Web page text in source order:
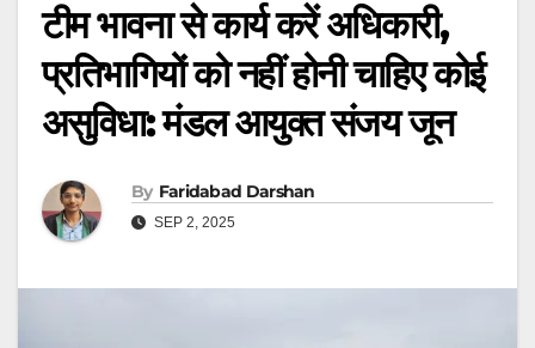
टीम भावना से कार्य करें अधिकारी,
प्रतिभागियों को नहीं होनी चाहिए कोई
असुविधा: मंडल आयुक्त संजय जून
By Faridabad Darshan
SEP 2, 2025